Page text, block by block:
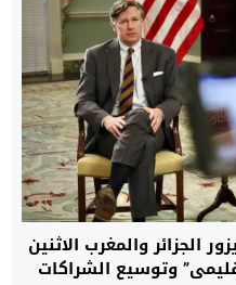
الجزائر والمغرب الاثنين
وتوسيع الشراكات